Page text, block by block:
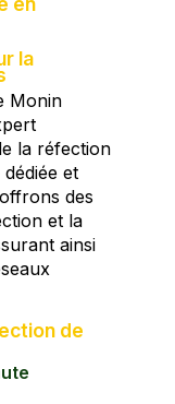
la
Monin
la réfection
et
des
et la
ainsi
de